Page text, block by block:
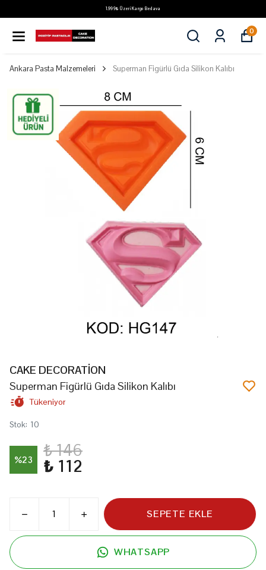
1.999₺ Üzeri Kargo Bedava
0
Ankara Pasta Malzemeleri Superman Figürlü Gıda Silikon Kalıbı
CAKE DECORATİON
Superman Figürlü Gıda Silikon Kalıbı
Tükeniyor
Stok: 10
%23 ₺ 146
₺ 112
SEPETE EKLE
WHATSAPP